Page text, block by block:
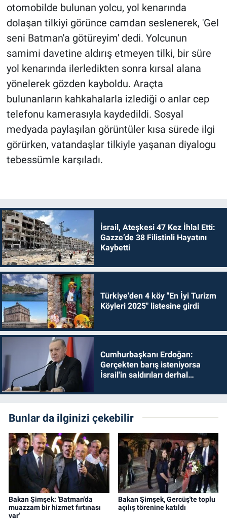
otomobilde bulunan yolcu, yol kenarında
dolaşan tilkiyi görünce camdan seslenerek, 'Gel
seni Batman'a götüreyim' dedi. Yolcunun
samimi davetine aldırış etmeyen tilki, bir süre
yol kenarında ilerledikten sonra kırsal alana
yönelerek gözden kayboldu. Araçta
bulunanların kahkahalarla izlediği o anlar cep
telefonu kamerasıyla kaydedildi. Sosyal
medyada paylaşılan görüntüler kısa sürede ilgi
görürken, vatandaşlar tilkiyle yaşanan diyalogu
tebessümle karşıladı.
İsrail, Ateşkesi 47 Kez İhlal Etti:
Gazze’de 38 Filistinli Hayatını
Kaybetti
Türkiye'den 4 köy "En İyi Turizm
Köyleri 2025" listesine girdi
Cumhurbaşkanı Erdoğan:
Gerçekten barış isteniyorsa
İsrail'in saldırıları derhal
Bunlar da ilginizi çekebilir
Bakan Şimşek: 'Batman'da
muazzam bir hizmet fırtınası
var'
Bakan Şimşek, Gercüş'te toplu
açılış törenine katıldı